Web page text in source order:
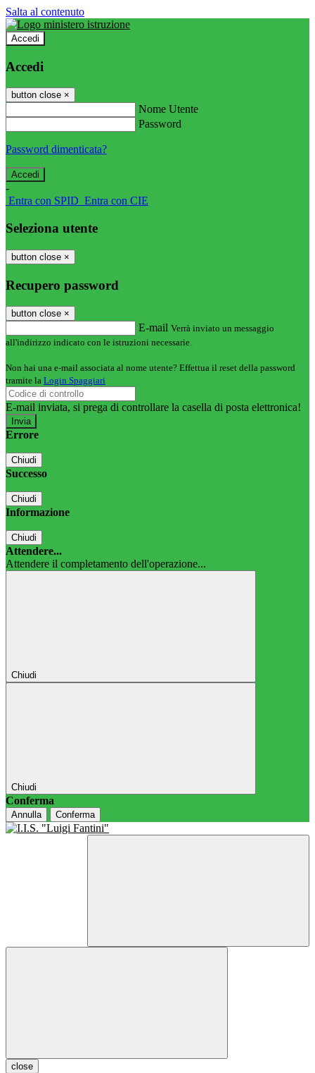
Salta al contenuto
Accedi
Accedi
button close ×
Nome Utente
Password
Password dimenticata?
-
Entra con SPID Entra con CIE
Seleziona utente
button close ×
Recupero password
button close ×
E-mail Verrà inviato un messaggio
all'indirizzo indicato con le istruzioni necessarie.
Non hai una e-mail associata al nome utente? Effettua il reset della password
tramite la Login Spaggiari
E-mail inviata, si prega di controllare la casella di posta elettronica!
Errore
Chiudi
Successo
Chiudi
Informazione
Chiudi
Attendere...
Attendere il completamento dell'operazione...
Chiudi
Chiudi
Conferma
Annulla Conferma
close